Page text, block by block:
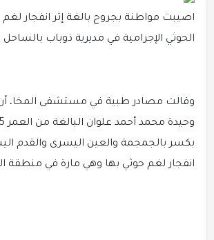
اصيبت مواطنة بجروح بالغة إثر انفجار
الحوثي الإجرامية في مديرية ذوباب بالساحل
وقالت مصادر طبية في مستشفى المخا، أن
بكسر بالجمجمة والعين اليسرى والقدم
انفجار لغم حوثي بها وهي مارة في منطقة